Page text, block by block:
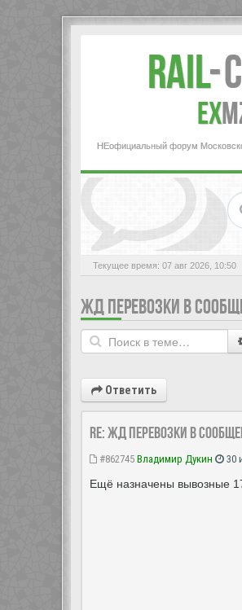
Rail-
ex
НЕофициальный форум
Текущее время: 07 авг 2026, 10:50
ЖД ПЕРЕВОЗКИ В
Ответить
Re: ЖД перевозки в
#862745 Владимир Дукин 30
Ещё назначены вывозные